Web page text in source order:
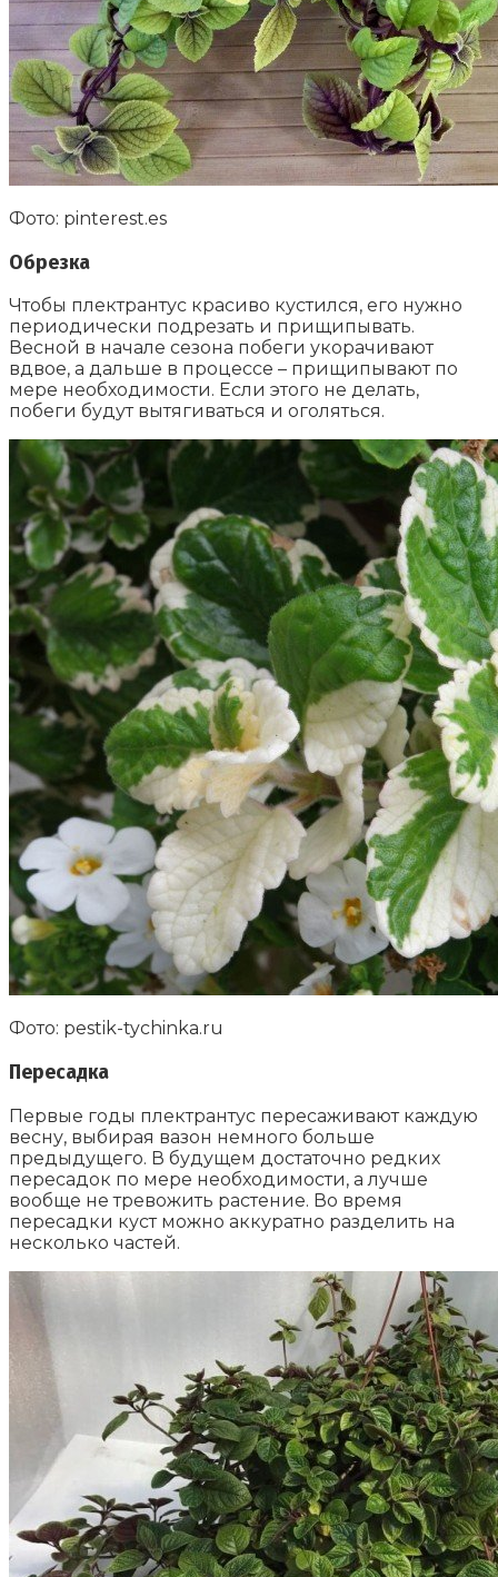
Фото: pinterest.es
Обрезка
Чтобы плектрантус красиво кустился, его нужно
периодически подрезать и прищипывать.
Весной в начале сезона побеги укорачивают
вдвое, а дальше в процессе – прищипывают по
мере необходимости. Если этого не делать,
побеги будут вытягиваться и оголяться.
Фото: pestik-tychinka.ru
Пересадка
Первые годы плектрантус пересаживают каждую
весну, выбирая вазон немного больше
предыдущего. В будущем достаточно редких
пересадок по мере необходимости, а лучше
вообще не тревожить растение. Во время
пересадки куст можно аккуратно разделить на
несколько частей.